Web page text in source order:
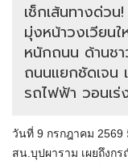
เช็กเส้นทางด่ว
มุ่งหน้าวงเวียน
หนักถนน ด้านช
ถนนแยกชัดเจน
รถไฟฟ้า วอนเ
วันที่ 9 กรกฎาคม
สน.บุปผาราม เผยถึงก